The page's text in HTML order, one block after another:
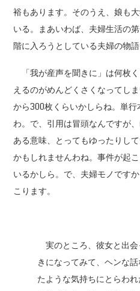
裕もあります。そのうえ、娘も
いる。まあいわば、夫婦生活の
階に入ろうとしている夫婦の物語
「我が産声を聞きに」は何枚
えるのがめんどくさくなってし
から300枚くらいかしらね。単
わ。で、引用は冒頭なんですが
ある意味、とってもゆったりし
かもしれませんわね。事件が起
いるかしら。で、夫婦モノです
こります。
実のところ、彼女と出
きになってみて、ヘンな
たような気持ちにとらわ